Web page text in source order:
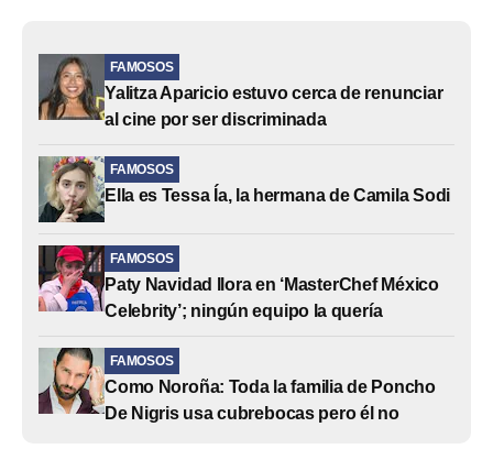
FAMOSOS
Yalitza Aparicio estuvo cerca de renunciar
al cine por ser discriminada
FAMOSOS
Ella es Tessa Ía, la hermana de Camila Sodi
FAMOSOS
Paty Navidad llora en ‘MasterChef México
Celebrity’; ningún equipo la quería
FAMOSOS
Como Noroña: Toda la familia de Poncho
De Nigris usa cubrebocas pero él no